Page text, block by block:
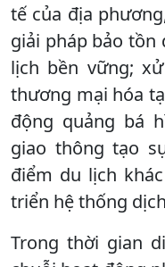
tế của địa
giải pháp bảo tồn
lịch bền vững;
thương mại hóa
động quảng bá
giao thông tạo
điểm du lịch
triển hệ thống
Trong thời gian